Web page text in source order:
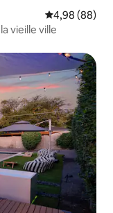
Évaluation
4,98 (88)
vieille ville